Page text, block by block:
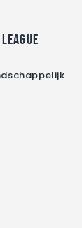
League